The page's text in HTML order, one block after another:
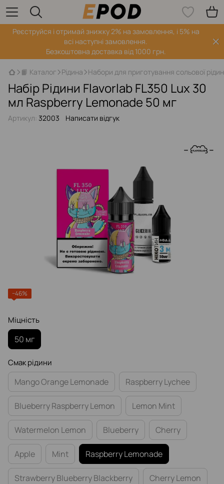
Реєструйся і отримай знижку 2% на замовлення, і 5% на
всі наступні замовлення.
Безкоштовна доставка від 1000 грн.
📙 Каталог Рідина Набори для приготування сольової
Набір Рідини Flavorlab FL350 Lux 30
мл Raspberry Lemonade 50 мг
Артикул: 32003 Написати відгук
−46%
Міцність
50 мг
Смак рідини
Mango Orange Lemonade Raspberry Lychee
Blueberry Raspberry Lemon Lemon Mint
Watermelon Lemon Blueberry Cherry
Apple Mint Raspberry Lemonade
Strawberry Blueberry Blackberry Cherry Lemon